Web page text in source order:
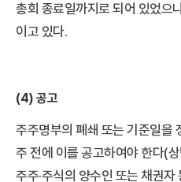
총회 종료일까지로 되어 있었으
이고 있다.
(4) 공고
주주명부의 폐쇄 또는 기준일을
주 전에 이를 공고하여야 한다(
주주·주식의 양수인 또는 채권